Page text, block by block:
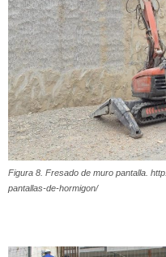
Figura 8. Fresado de muro pantalla.
pantallas-de-hormigon/